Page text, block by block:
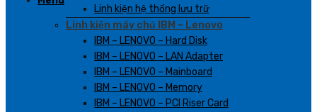
Linh kiện hệ thống lưu trữ
Linh kiện máy chủ IBM – Lenovo
IBM – LENOVO – Hard Disk
IBM – LENOVO – LAN Adapter
IBM – LENOVO – Mainboard
IBM – LENOVO – Memory
IBM – LENOVO – PCI Riser Card